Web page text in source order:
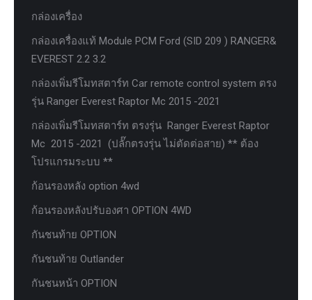
กล่องเครื่อง
กล่องเครื่องแท้ Module PCM Ford (SID 209 ) RANGER&
EVEREST 2.2 3.2
กล่องเพิ่มรีโมทสตาร์ท Car remote control system ตรง
รุ่น Ranger Everest Raptor Mc 2015 -2021
กล่องเพิ่มรีโมทสตาร์ท ตรงรุ่น Ranger Everest Raptor
Mc 2015 -2021 (ปลั๊กตรงรุ่น ไม่ตัดต่อสาย) ** ต้อง
โปรแกรมระบบ **
ก้อนรองหลัง option 4wd
ก้อนรองหลังปรับองศา OPTION 4WD
กันชนท้าย OPTION
กันชนท้าย Outlander
กันชนหน้า OPTION